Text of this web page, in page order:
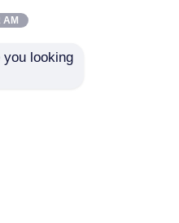
AM
you looking